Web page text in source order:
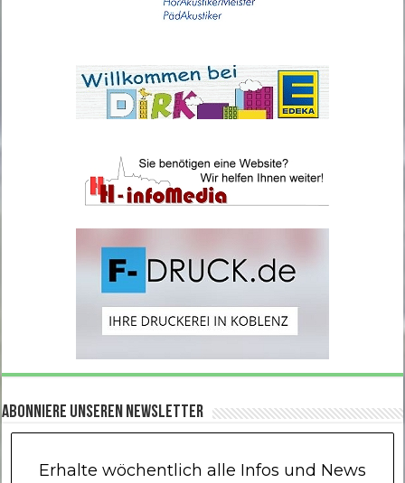
Abonniere unseren Newsletter
Erhalte wöchentlich alle Infos und News